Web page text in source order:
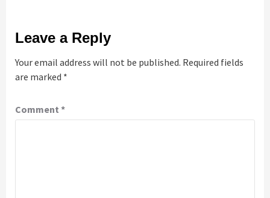
Leave a Reply
Your email address will not be published. Required fields
are marked *
Comment *